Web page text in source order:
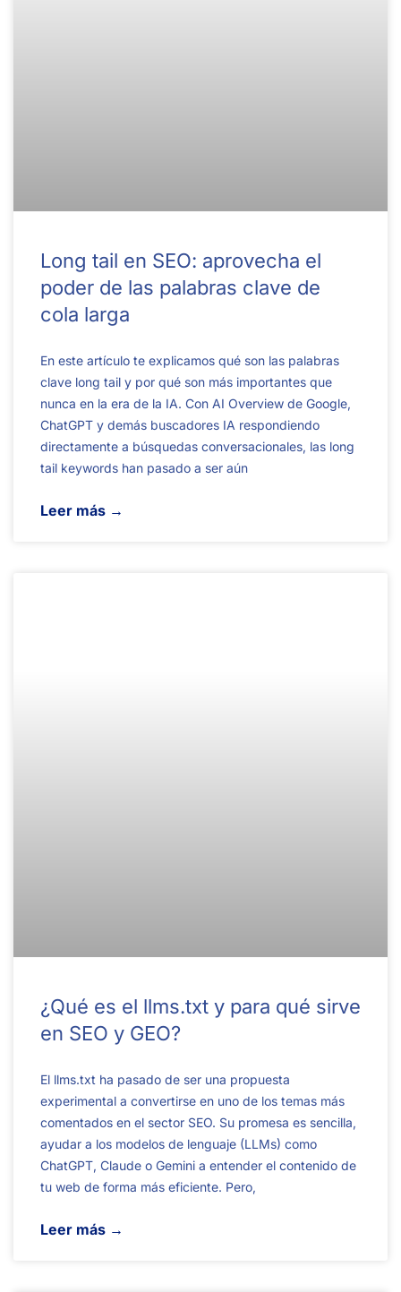
Long tail en SEO: aprovecha el
poder de las palabras clave de
cola larga
En este artículo te explicamos qué son las palabras
clave long tail y por qué son más importantes que
nunca en la era de la IA. Con AI Overview de Google,
ChatGPT y demás buscadores IA respondiendo
directamente a búsquedas conversacionales, las long
tail keywords han pasado a ser aún
Leer más →
¿Qué es el llms.txt y para qué sirve
en SEO y GEO?
El llms.txt ha pasado de ser una propuesta
experimental a convertirse en uno de los temas más
comentados en el sector SEO. Su promesa es sencilla,
ayudar a los modelos de lenguaje (LLMs) como
ChatGPT, Claude o Gemini a entender el contenido de
tu web de forma más eficiente. Pero,
Leer más →